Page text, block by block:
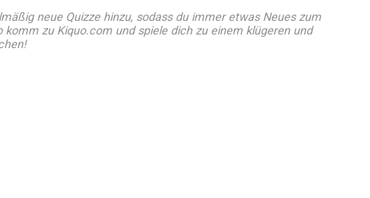
neue Quizze hinzu, sodass du immer etwas Neues zum
komm zu Kiquo.com und spiele dich zu einem klügeren und